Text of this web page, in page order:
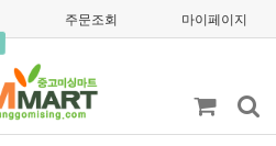
주문조회 마이페이지